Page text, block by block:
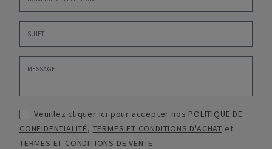
Veuillez cliquer ici pour accepter nos POLITIQUE DE
CONFIDENTIALITÉ, TERMES ET CONDITIONS D'ACHAT et
TERMES ET CONDITIONS DE VENTE